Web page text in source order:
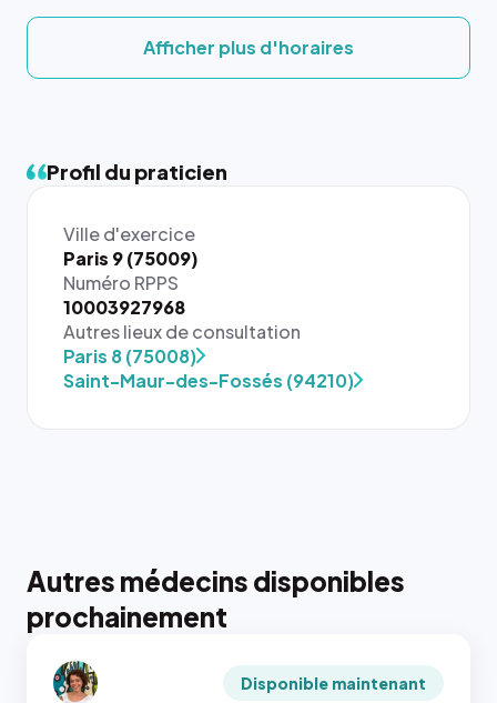
Afficher plus d'horaires
Profil du praticien
Ville d'exercice
Paris 9 (75009)
Numéro RPPS
10003927968
Autres lieux de consultation
Paris 8 (75008)
Saint-Maur-des-Fossés (94210)
Autres médecins disponibles
prochainement
Disponible maintenant